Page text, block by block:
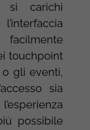
carichi
touchpoint
gli eventi,
sia
possibile